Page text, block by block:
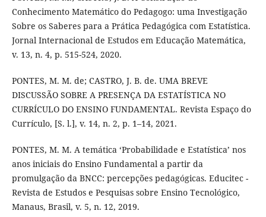
Conhecimento Matemático do Pedagogo: uma Investigação
Sobre os Saberes para a Prática Pedagógica com Estatística.
Jornal Internacional de Estudos em Educação Matemática,
v. 13, n. 4, p. 515-524, 2020.
PONTES, M. M. de; CASTRO, J. B. de. UMA BREVE
DISCUSSÃO SOBRE A PRESENÇA DA ESTATÍSTICA NO
CURRÍCULO DO ENSINO FUNDAMENTAL. Revista Espaço do
Currículo, [S. l.], v. 14, n. 2, p. 1–14, 2021.
PONTES, M. M. A temática ‘Probabilidade e Estatística’ nos
anos iniciais do Ensino Fundamental a partir da
promulgação da BNCC: percepções pedagógicas. Educitec -
Revista de Estudos e Pesquisas sobre Ensino Tecnológico,
Manaus, Brasil, v. 5, n. 12, 2019.